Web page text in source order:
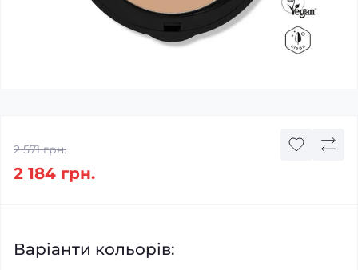
2 571 грн.
2 184 грн.
Варіанти кольорів: